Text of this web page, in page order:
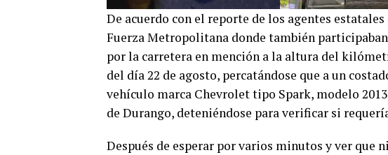
De acuerdo con el reporte de los agentes
Fuerza Metropolitana donde también
por la carretera en mención a la altura del
del día 22 de agosto, percatándose que a un
vehículo marca Chevrolet tipo Spark, modelo
de Durango, deteniéndose para verificar si
Después de esperar por varios minutos y ver que